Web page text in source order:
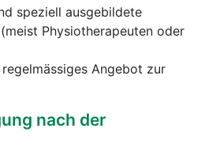
speziell ausgebildete
Physiotherapeuten oder
Angebot zur
nach der